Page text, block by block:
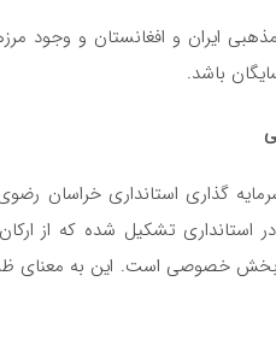
ایران و افغانستان و وجود
باشد.
گذاری استانداری خراسان
استانداری تشکیل شده که از
بخش خصوصی است. این به معنای